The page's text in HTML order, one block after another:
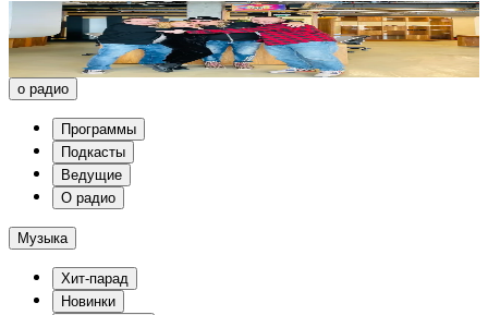
Александр Иванов в TikTok Шоу
читать
о радио
Программы
Подкасты
Ведущие
О радио
Музыка
Хит-парад
Новинки